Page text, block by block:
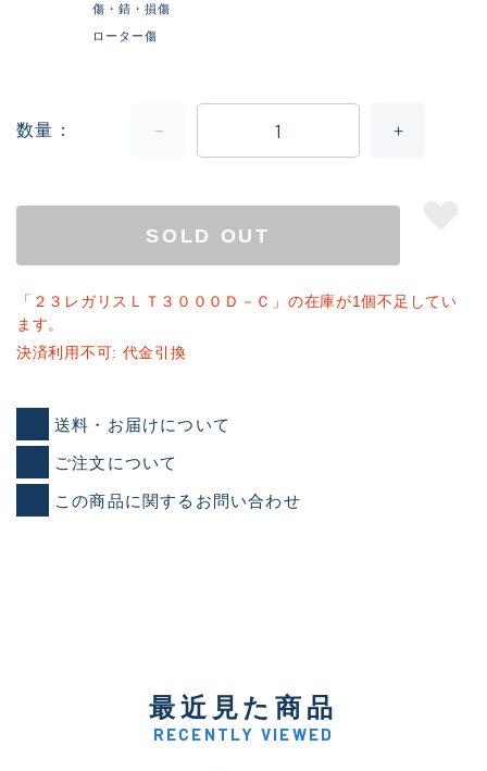
傷・錆・損傷
ローター傷
数量
SOLD OUT
「２３レガリスＬＴ３０００Ｄ－Ｃ」の在庫が1個不足してい
ます。
決済利用不可: 代金引換
送料・お届けについて
ご注文について
この商品に関するお問い合わせ
最近見た商品
RECENTLY VIEWED